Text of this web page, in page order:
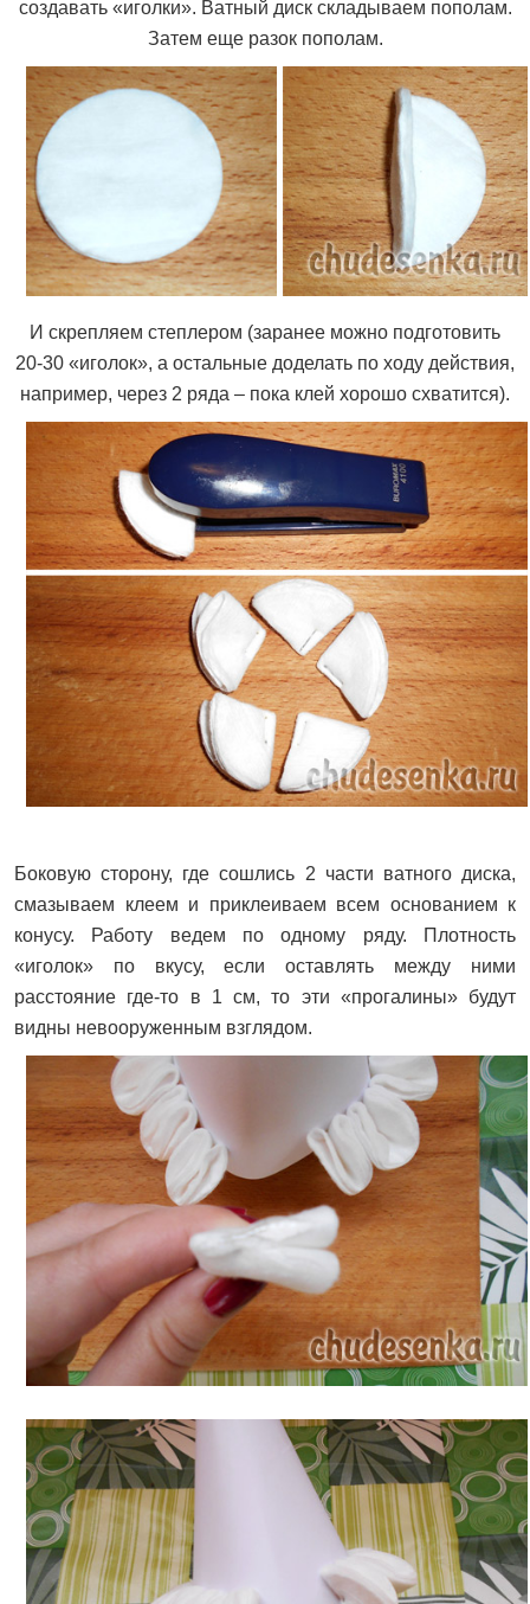
создавать «иголки». Ватный диск складываем пополам.
Затем еще разок пополам.
И скрепляем степлером (заранее можно подготовить
20-30 «иголок», а остальные доделать по ходу действия,
например, через 2 ряда – пока клей хорошо схватится).
Боковую сторону, где сошлись 2 части ватного диска,
смазываем клеем и приклеиваем всем основанием к
конусу. Работу ведем по одному ряду. Плотность
«иголок» по вкусу, если оставлять между ними
расстояние где-то в 1 см, то эти «прогалины» будут
видны невооруженным взглядом.